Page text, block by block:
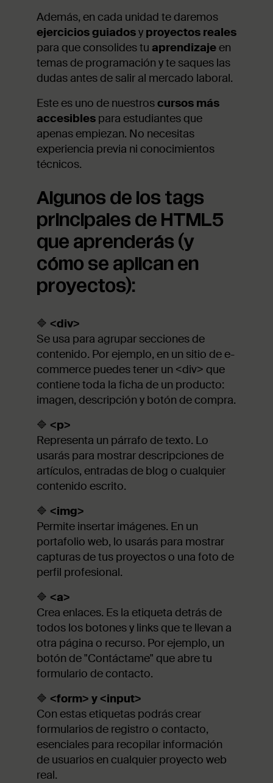
Además, en cada unidad te daremos
ejercicios guiadosy proyectos reales
para que consolides tu aprendizajeen
temas de programación y te saques las
dudas antes de salir al mercado laboral.
Este es uno de nuestroscursos más
accesibles para estudiantes que
apenas empiezan. No necesitas
experiencia previa ni conocimientos
técnicos.
Algunos de los tags
principales de HTML5
que aprenderás (y
cómo se aplican en
proyectos):
🔷 <div>
Se usa para agrupar secciones de
contenido. Por ejemplo, en un sitio de e-
commerce puedes tener un <div> que
contiene toda la ficha de un producto:
imagen, descripción y botón de compra.
🔷 <p>
Representa un párrafo de texto. Lo
usarás para mostrar descripciones de
artículos, entradas de blog o cualquier
contenido escrito.
🔷 <img>
Permite insertar imágenes. En un
portafolio web, lo usarás para mostrar
capturas de tus proyectos o una foto de
perfil profesional.
🔷 <a>
Crea enlaces. Es la etiqueta detrás de
todos los botones y links que te llevan a
otra página o recurso. Por ejemplo, un
botón de "Contáctame" que abre tu
formulario de contacto.
🔷 <form> y <input>
Con estas etiquetas podrás crear
formularios de registro o contacto,
esenciales para recopilar información
de usuarios en cualquier proyecto web
real.